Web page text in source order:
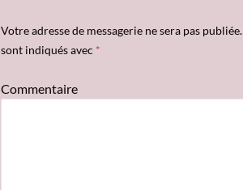
Votre adresse de messagerie ne sera pas publiée.
sont indiqués avec *
Commentaire